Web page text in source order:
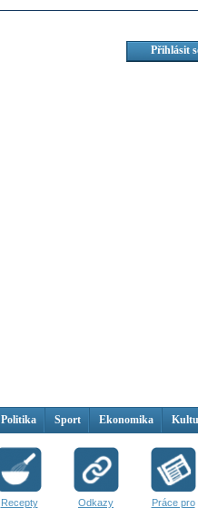
Politika Sport Ekonomika
Recepty Odkazy
Práce pro